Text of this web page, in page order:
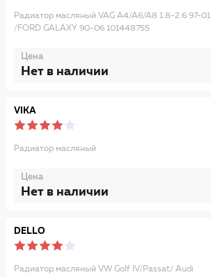
Радиатор масляный VAG A4/A6/A8 1.8-2.6 97-01
/FORD GALAXY 90-06 101448755
Цена
Нет в наличии
VIKA
Радиатор масляный
Цена
Нет в наличии
DELLO
Радиатор масляный VW Golf IV/Passat/ Audi